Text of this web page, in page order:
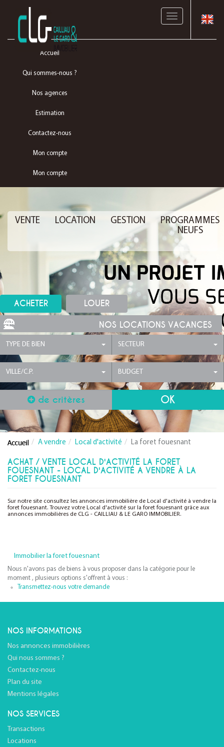
Toggle
Accueil
Qui sommes-nous ?
Nos agences
Estimation
Contactez-nous
Mon compte
Mon compte
VENTE LOCATION GESTION
PROGRAMMES
NEUFS
ACHETER LOUER
NOS LOCATIONS VACANCES
TYPE DE BIEN SECTEUR
VILLE/C.P. BUDGET
de critères
A vendre Local d'activité La foret fouesnant
ACHAT / VENTE LOCAL D'ACTIVITÉ LA FORET
FOUESNANT - LOCAL D'ACTIVITÉ A VENDRE À LA
FORET FOUESNANT
Sur notre site consultez les annonces immobilière de Local d'activité à vendre la
foret fouesnant. Trouvez votre Local d'activité sur la foret fouesnant grâce aux
annonces immobilières de CLG - CAILLIAU & LE GARO IMMOBILIER.
Immobilier la foret fouesnant
Nous n'avons pas de biens à vous proposer dans la catégorie pour le
moment , plusieurs options s'offrent à vous :
Transmettez-nous votre demande
NOS INFORMATIONS
Nos annonces immobilières
Qui nous sommes ?
Contactez-nous
Plan du site
Mentions légales
NOS SERVICES
Transactions
Locations